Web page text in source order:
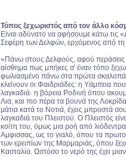
Τόπος ξεχωριστός από τον άλλο
Είναι αδύνατο να αφήσουμε κάτω τις
Σεφέρη των Δελφών, ερχόμενος από
«Πάνω στους Δελφούς, αφού περάσεις
αίσθημα πως μπήκες σ' έναν τόπο
φωλιασμένο πάνω στα πρώτα
κλείνουν οι Φαιδριάδες: η Υάμπεια
λαγκαδιά· η βόρεια Ροδινή όπου
Λια, και πιο πέρα τα βουνά της
μάτια κατά το Νοτιά, έχεις μπροστά
λαγκαδιά του Πλειστού. Ο Πλειστός
κοίτη του, όμως μια ροή από
Αμφισσας, ως το γιαλό, όπου τα
των ερειπίων της Μαρμαριάς, όπου
Κασταλία. Ωστόσο το νερό της έχει